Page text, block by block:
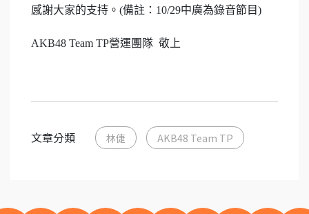
感謝大家的支持。(備註：10/29中廣為錄音節目)
AKB48 Team TP營運團隊 敬上
文章分類 林倢 AKB48 Team TP